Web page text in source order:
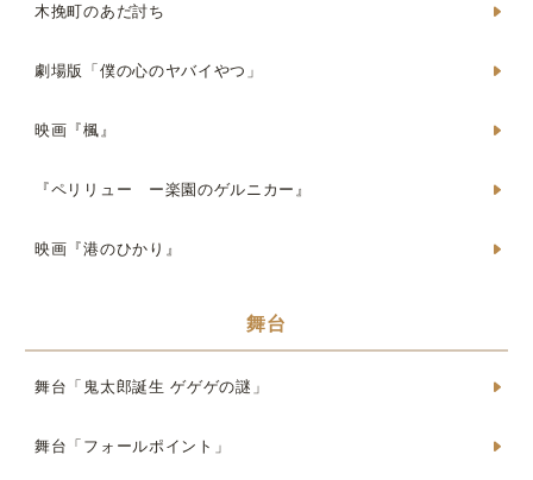
木挽町のあだ討ち
劇場版「僕の心のヤバイやつ」
映画『楓』
『ペリリュー ー楽園のゲルニカー』
映画『港のひかり』
舞台
舞台「鬼太郎誕生 ゲゲゲの謎」
舞台「フォールポイント」